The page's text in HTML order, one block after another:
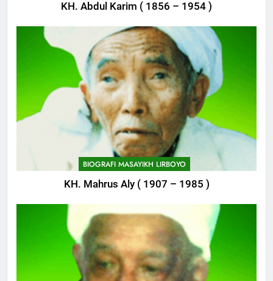
KH. Abdul Karim ( 1856 – 1954 )
BIOGRAFI MASAYIKH LIRBOYO
KH. Mahrus Aly ( 1907 – 1985 )
POJOK LIRBOYO
745
Delegasi MQK Kota Kediri
Menuju Probolinggo
POJOK LIRBOYO
Haflah Akhirussanah, Lirboyo
Gelar Pameran
POJOK LIRBOYO
747
Silaturahi dan Istighosah
Bersama Kapolda Jawa Timur
POJOK LIRBOYO